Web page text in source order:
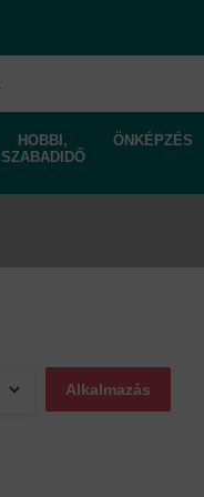
HOBBI,
SZABADIDŐ
ÖNKÉPZÉS